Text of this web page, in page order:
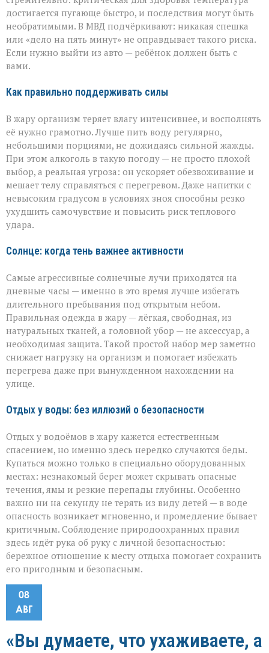
достигается пугающе быстро, и последствия могут быть
необратимыми. В МВД подчёркивают: никакая спешка
или «дело на пять минут» не оправдывает такого риска.
Если нужно выйти из авто — ребёнок должен быть с
вами.
Как правильно поддерживать силы
В жару организм теряет влагу интенсивнее, и восполнять
её нужно грамотно. Лучше пить воду регулярно,
небольшими порциями, не дожидаясь сильной жажды.
При этом алкоголь в такую погоду — не просто плохой
выбор, а реальная угроза: он ускоряет обезвоживание и
мешает телу справляться с перегревом. Даже напитки с
невысоким градусом в условиях зноя способны резко
ухудшить самочувствие и повысить риск теплового
удара.
Солнце: когда тень важнее активности
Самые агрессивные солнечные лучи приходятся на
дневные часы — именно в это время лучше избегать
длительного пребывания под открытым небом.
Правильная одежда в жару — лёгкая, свободная, из
натуральных тканей, а головной убор — не аксессуар, а
необходимая защита. Такой простой набор мер заметно
снижает нагрузку на организм и помогает избежать
перегрева даже при вынужденном нахождении на
улице.
Отдых у воды: без иллюзий о безопасности
Отдых у водоёмов в жару кажется естественным
спасением, но именно здесь нередко случаются беды.
Купаться можно только в специально оборудованных
местах: незнакомый берег может скрывать опасные
течения, ямы и резкие перепады глубины. Особенно
важно ни на секунду не терять из виду детей — в воде
опасность возникает мгновенно, и промедление бывает
критичным. Соблюдение природоохранных правил
здесь идёт рука об руку с личной безопасностью:
бережное отношение к месту отдыха помогает сохранить
его пригодным и безопасным.
08
АВГ
«Вы думаете, что ухаживаете, а